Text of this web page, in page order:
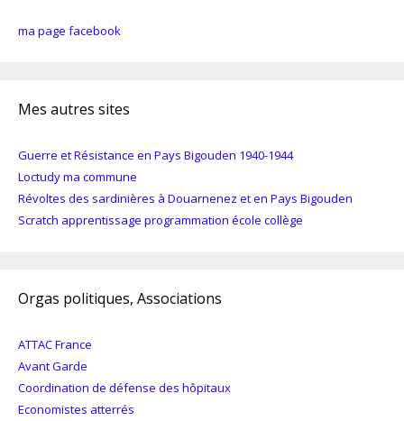
ma page facebook
Mes autres sites
Guerre et Résistance en Pays Bigouden 1940-1944
Loctudy ma commune
Révoltes des sardinières à Douarnenez et en Pays Bigouden
Scratch apprentissage programmation école collège
Orgas politiques, Associations
ATTAC France
Avant Garde
Coordination de défense des hôpitaux
Economistes atterrés